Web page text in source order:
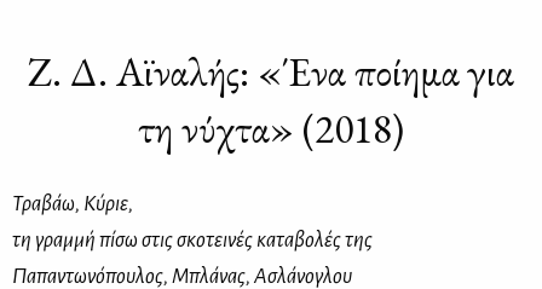
Ζ. Δ. Αϊναλής: «Ένα ποίημα για
τη νύχτα» (2018)
Τραβάω, Κύριε,
τη γραμμή πίσω στις σκοτεινές καταβολές της
Παπαντωνόπουλος, Μπλάνας, Ασλάνογλου